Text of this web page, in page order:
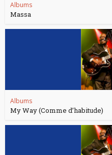
Albums
Massa
Albums
My Way (Comme d’habitude)